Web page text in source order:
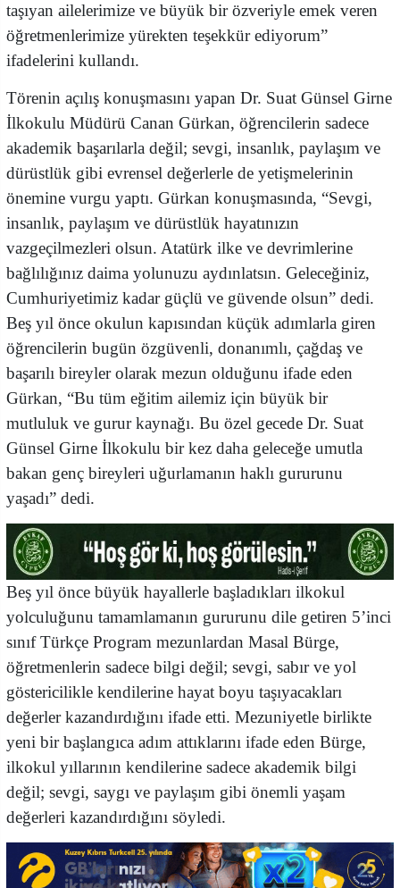
taşıyan ailelerimize ve büyük bir özveriyle emek veren
öğretmenlerimize yürekten teşekkür ediyorum”
ifadelerini kullandı.
Törenin açılış konuşmasını yapan Dr. Suat Günsel Girne
İlkokulu Müdürü Canan Gürkan, öğrencilerin sadece
akademik başarılarla değil; sevgi, insanlık, paylaşım ve
dürüstlük gibi evrensel değerlerle de yetişmelerinin
önemine vurgu yaptı. Gürkan konuşmasında, “Sevgi,
insanlık, paylaşım ve dürüstlük hayatınızın
vazgeçilmezleri olsun. Atatürk ilke ve devrimlerine
bağlılığınız daima yolunuzu aydınlatsın. Geleceğiniz,
Cumhuriyetimiz kadar güçlü ve güvende olsun” dedi.
Beş yıl önce okulun kapısından küçük adımlarla giren
öğrencilerin bugün özgüvenli, donanımlı, çağdaş ve
başarılı bireyler olarak mezun olduğunu ifade eden
Gürkan, “Bu tüm eğitim ailemiz için büyük bir
mutluluk ve gurur kaynağı. Bu özel gecede Dr. Suat
Günsel Girne İlkokulu bir kez daha geleceğe umutla
bakan genç bireyleri uğurlamanın haklı gururunu
yaşadı” dedi.
Beş yıl önce büyük hayallerle başladıkları ilkokul
yolculuğunu tamamlamanın gururunu dile getiren 5’inci
sınıf Türkçe Program mezunlardan Masal Bürge,
öğretmenlerin sadece bilgi değil; sevgi, sabır ve yol
göstericilikle kendilerine hayat boyu taşıyacakları
değerler kazandırdığını ifade etti. Mezuniyetle birlikte
yeni bir başlangıca adım attıklarını ifade eden Bürge,
ilkokul yıllarının kendilerine sadece akademik bilgi
değil; sevgi, saygı ve paylaşım gibi önemli yaşam
değerleri kazandırdığını söyledi.